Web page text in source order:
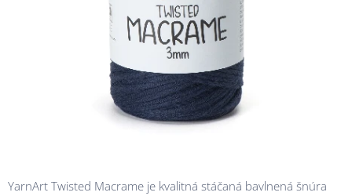
YarnArt Twisted Macrame je kvalitná stáčaná bavlnená šnúra